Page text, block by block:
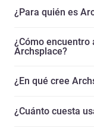
¿Para quién es
¿Cómo encuentro
Archsplace?
¿En qué cree
¿Cuánto cuesta